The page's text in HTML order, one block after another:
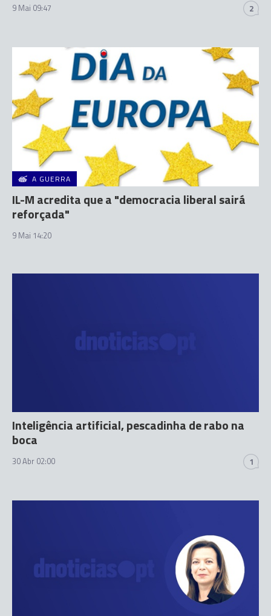
9 Mai 09:47 2
A GUERRA
IL-M acredita que a "democracia liberal sairá
reforçada"
9 Mai 14:20
Inteligência artificial, pescadinha de rabo na
boca
30 Abr 02:00 1